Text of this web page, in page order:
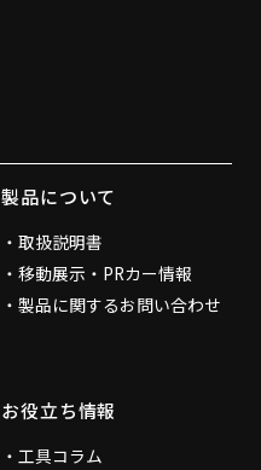
製品について
取扱説明書
移動展示・PRカー情報
製品に関するお問い合わせ
お役立ち情報
工具コラム